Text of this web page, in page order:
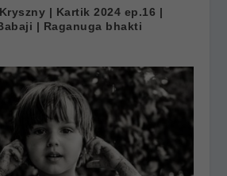
| Kartik 2024 ep.16 |
| Raganuga bhakti